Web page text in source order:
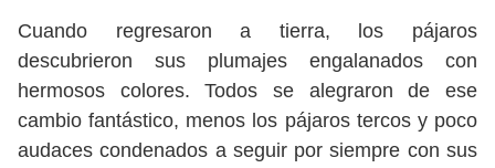
Cuando regresaron a tierra, los pájaros
descubrieron sus plumajes engalanados con
hermosos colores. Todos se alegraron de ese
cambio fantástico, menos los pájaros tercos y poco
audaces condenados a seguir por siempre con sus